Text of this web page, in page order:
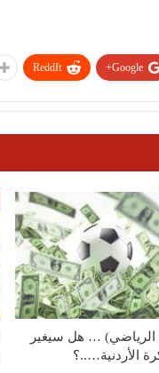
Google+
ReddIt
( الرياضي) … هل سيغير
الأردنية…..؟